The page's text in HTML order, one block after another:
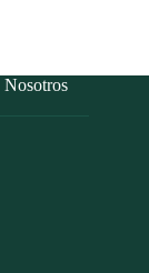
Nosotros